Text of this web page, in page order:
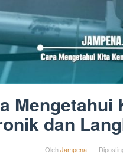
Mengetahui
dan
OlehJampena